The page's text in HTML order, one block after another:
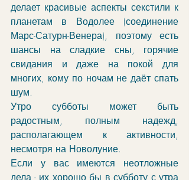
делает красивые аспекты секстили к
планетам в Водолее (соединение
Марс-Сатурн-Венера), поэтому есть
шансы на сладкие сны, горячие
свидания и даже на покой для
многих, кому по ночам не даёт спать
шум.
Утро субботы может быть
радостным, полным надежд,
располагающем к активности,
несмотря на Новолуние.
Если у вас имеются неотложные
дела - их хорошо бы в субботу с утра